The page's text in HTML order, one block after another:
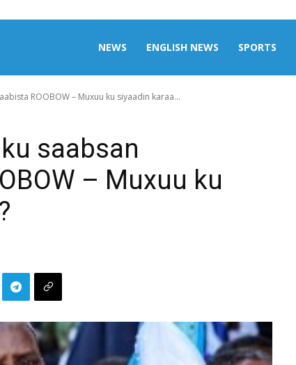
NEWS ENGLISH NEWS SPORTS
ROOBOW – Muxuu ku siyaadin karaa...
saabsan
– Muxuu ku